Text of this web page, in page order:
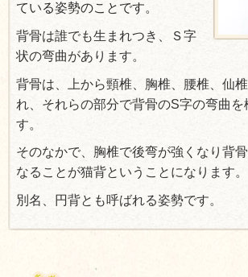
ている姿勢のことです。
背骨は誰でも生まれつき、Ｓ字
状の弯曲があります。
背骨は、上から頸椎、胸椎、腰椎、仙
れ、それらの部分で背骨のS字の弯曲を
す。
そのなかで、胸椎で後弯が強くなり背
なることが猫背ということになります。
別名、円背とも呼ばれる姿勢です。